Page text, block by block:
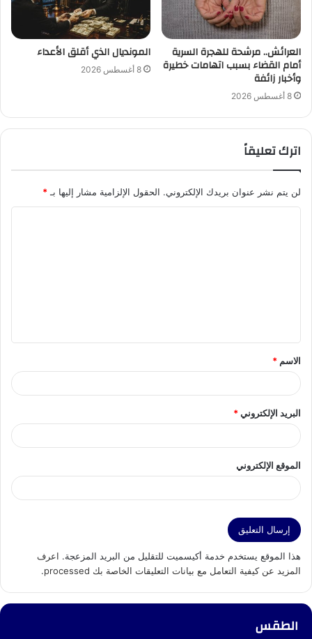
العرائش.. مرشحة للهجرة السرية
أمام القضاء بسبب اتهامات خطيرة
وأخبار زائفة
8 أغسطس 2026
المونديال الذي أقلق الأعداء
8 أغسطس 2026
اترك تعليقاً
لن يتم نشر عنوان بريدك الإلكتروني. الحقول الإلزامية مشار إليها بـ *
ق
*
الاسم *
البريد الإلكتروني*
الموقع الإلكتروني
هذا الموقع يستخدم خدمة أكيسميت للتقليل من البريد المزعجة. اعرف
المزيد عن كيفية التعامل مع بيانات التعليقات الخاصة بك processed
.
الطقس